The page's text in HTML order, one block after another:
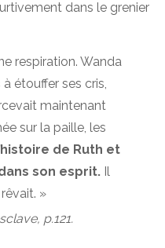
dans le grenier
respiration. Wanda
étouffer ses cris,
maintenant
sur la paille, les
de Ruth et
son esprit. Il
»
, p.121.